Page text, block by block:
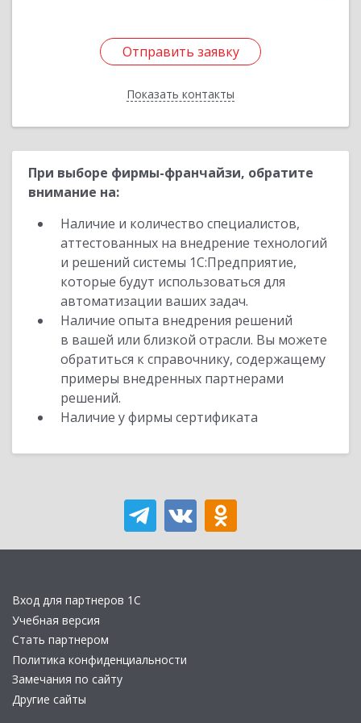
Отправить заявку
Показать контакты
Отправить заявку
Назад
При выборе фирмы-франчайзи, обратите
внимание на:
Наличие и количество специалистов,
аттестованных на внедрение технологий
и решений системы 1С:Предприятие,
которые будут использоваться для
автоматизации ваших задач.
Наличие опыта внедрения решений
в вашей или близкой отрасли. Вы можете
обратиться к справочнику, содержащему
примеры внедренных партнерами
решений.
Наличие у фирмы сертификата
Вход для партнеров 1С
Учебная версия
Стать партнером
Политика конфиденциальности
Замечания по сайту
Другие сайты